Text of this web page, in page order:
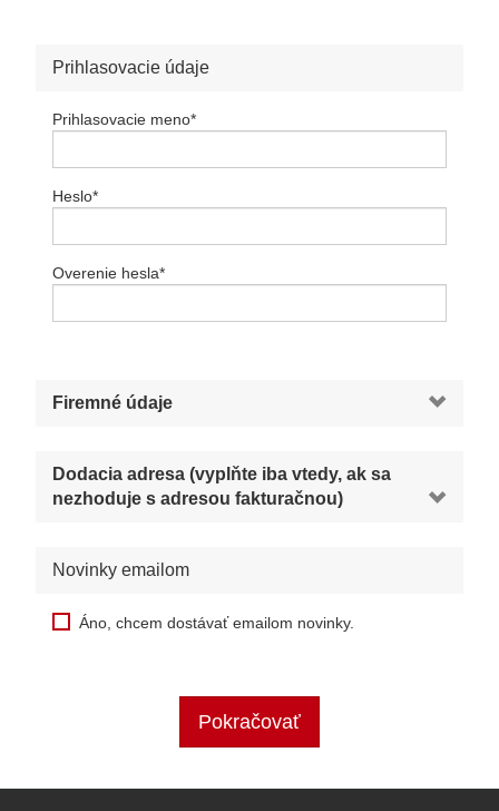
Prihlasovacie údaje
Prihlasovacie meno*
Heslo*
Overenie hesla*
Firemné údaje
Dodacia adresa (vyplňte iba vtedy, ak sa
nezhoduje s adresou fakturačnou)
Novinky emailom
Áno, chcem dostávať emailom novinky.
Pokračovať